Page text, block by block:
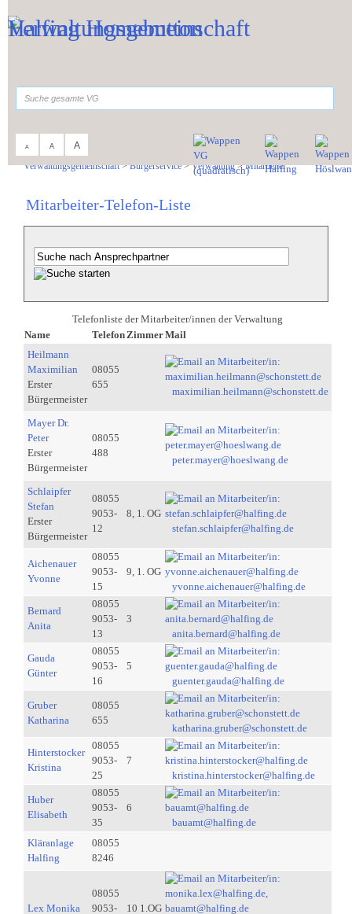
A A A
Verwaltungsgemeinschaft>Bürgerservice>Verwaltung>Mitarbeiter
Mitarbeiter-Telefon-Liste
Telefonliste der Mitarbeiter/innen der Verwaltung
Name
Telefon ZimmerMail
Heilmann
Maximilian
Erster
Bürgermeister
08055
655
maximilian.heilmann@schonstett.de
Mayer Dr.
Peter
Erster
Bürgermeister
08055
488
peter.mayer@hoeslwang.de
Schlaipfer
Stefan
Erster
Bürgermeister
08055
9053-
12
8, 1. OG
stefan.schlaipfer@halfing.de
Aichenauer
Yvonne
08055
9053-
15
9, 1. OG
yvonne.aichenauer@halfing.de
Bernard
Anita
08055
9053-
13
3
anita.bernard@halfing.de
Gauda
Günter
08055
9053-
16
5
guenter.gauda@halfing.de
Gruber
Katharina
08055
655
katharina.gruber@schonstett.de
Hinterstocker
Kristina
08055
9053-
25
7
kristina.hinterstocker@halfing.de
Huber
Elisabeth
08055
9053-
35
6
bauamt@halfing.de
Kläranlage
Halfing
08055
8246
Lex Monika
08055
9053-
10 1.OG